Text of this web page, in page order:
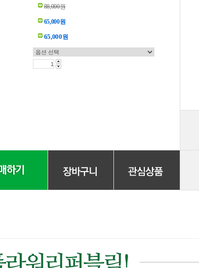
88,000원
65,000원
65,000원